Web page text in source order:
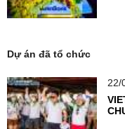
Dự án đã tổ chức
22/